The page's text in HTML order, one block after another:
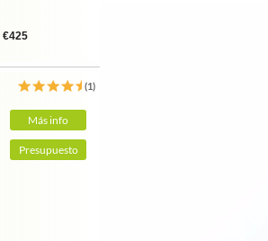
€425
(1)
Más info
Presupuesto